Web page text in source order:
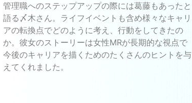
管理職へのステップアップの際には葛藤もあったと
語る〆木さん。ライフイベントも含め様々なキャリ
アの転換点でどのように考え、行動をしてきたの
か。彼女のストーリーは女性MRが長期的な視点で
今後のキャリアを描くためのたくさんのヒントを与
えてくれました。